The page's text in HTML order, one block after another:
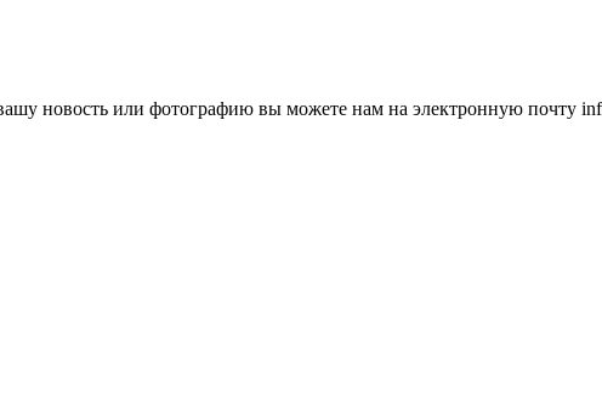
новость или фотографию вы можете нам на электронную почту